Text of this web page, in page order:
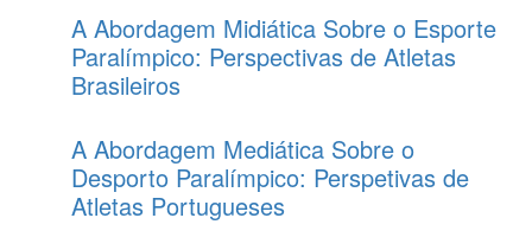
A Abordagem Midiática Sobre o Esporte
Paralímpico: Perspectivas de Atletas
Brasileiros
A Abordagem Mediática Sobre o
Desporto Paralímpico: Perspetivas de
Atletas Portugueses